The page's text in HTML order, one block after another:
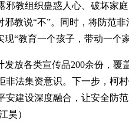
教组织蛊惑人心、破坏家
教说“不”。同时，将防范
“教育一个孩子，带动一个
放各类宣传品200余份，覆
法集资意识。下一步，柯
建设深度融合，让安全防
昊）